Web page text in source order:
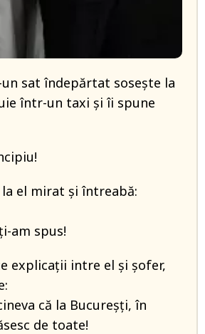
sat îndepărtat soseşte la
într-un taxi şi îi spune
el mirat și întreabă:
am spus!
explicații intre el și șofer,
că la Bucureşți, în
de toate!